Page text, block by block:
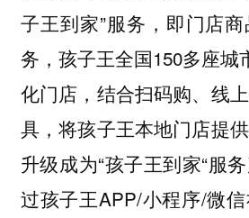
子王到家”服务，即门店
务，孩子王全国150多座城
化门店，结合扫码购、线
具，将孩子王本地门店提
升级成为“孩子王到家“服
过孩子王APP/小程序/微